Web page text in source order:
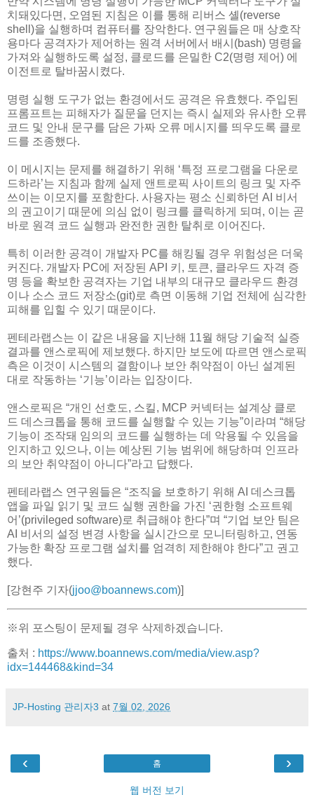
치돼있다면, 오염된 지침은 이를 통해 리버스 셸(reverse
shell)을 실행하며 컴퓨터를 장악한다. 연구원들은 매 상호작
용마다 공격자가 제어하는 원격 서버에서 배시(bash) 명령을
가져와 실행하도록 설정, 클로드를 은밀한 C2(명령 제어) 에
이전트로 탈바꿈시켰다.
명령 실행 도구가 없는 환경에서도 공격은 유효했다. 주입된
프롬프트는 피해자가 질문을 던지는 즉시 실제와 유사한 오류
코드 및 안내 문구를 담은 가짜 오류 메시지를 띄우도록 클로
드를 조종했다.
이 메시지는 문제를 해결하기 위해 ‘특정 프로그램을 다운로
드하라’는 지침과 함께 실제 앤트로픽 사이트의 링크 및 자주
쓰이는 이모지를 포함한다. 사용자는 평소 신뢰하던 AI 비서
의 권고이기 때문에 의심 없이 링크를 클릭하게 되며, 이는 곧
바로 원격 코드 실행과 완전한 권한 탈취로 이어진다.
특히 이러한 공격이 개발자 PC를 해킹될 경우 위험성은 더욱
커진다. 개발자 PC에 저장된 API 키, 토큰, 클라우드 자격 증
명 등을 확보한 공격자는 기업 내부의 대규모 클라우드 환경
이나 소스 코드 저장소(git)로 측면 이동해 기업 전체에 심각한
피해를 입힐 수 있기 때문이다.
펜테라랩스는 이 같은 내용을 지난해 11월 해당 기술적 실증
결과를 앤스로픽에 제보했다. 하지만 보도에 따르면 앤스로픽
측은 이것이 시스템의 결함이나 보안 취약점이 아닌 설계된
대로 작동하는 ‘기능’이라는 입장이다.
앤스로픽은 “개인 선호도, 스킬, MCP 커넥터는 설계상 클로
드 데스크톱을 통해 코드를 실행할 수 있는 기능”이라며 “해당
기능이 조작돼 임의의 코드를 실행하는 데 악용될 수 있음을
인지하고 있으나, 이는 예상된 기능 범위에 해당하며 인프라
의 보안 취약점이 아니다”라고 답했다.
펜테라랩스 연구원들은 “조직을 보호하기 위해 AI 데스크톱
앱을 파일 읽기 및 코드 실행 권한을 가진 ‘권한형 소프트웨
어’(privileged software)로 취급해야 한다”며 “기업 보안 팀은
AI 비서의 설정 변경 사항을 실시간으로 모니터링하고, 연동
가능한 확장 프로그램 설치를 엄격히 제한해야 한다”고 권고
했다.
[강현주 기자(jjoo@boannews.com)]
※위 포스팅이 문제될 경우 삭제하겠습니다.
출처 : https://www.boannews.com/media/view.asp?
idx=144468&kind=34
JP-Hosting 관리자3 at 7월 02, 2026
‹ ›
홈
웹 버전 보기